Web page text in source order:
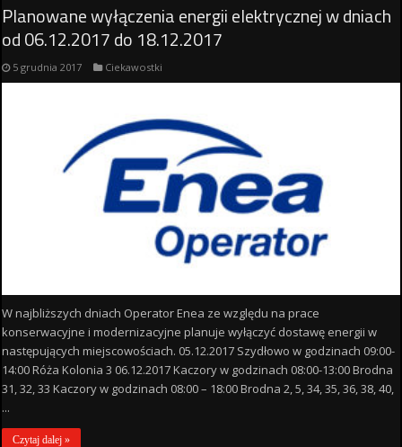
Planowane wyłączenia energii elektrycznej w dniach
od 06.12.2017 do 18.12.2017
5 grudnia 2017 Ciekawostki
W najbliższych dniach Operator Enea ze względu na prace
konserwacyjne i modernizacyjne planuje wyłączyć dostawę energii w
następujących miejscowościach. 05.12.2017 Szydłowo w godzinach 09:00-
14:00 Róża Kolonia 3 06.12.2017 Kaczory w godzinach 08:00-13:00 Brodna
31, 32, 33 Kaczory w godzinach 08:00 – 18:00 Brodna 2, 5, 34, 35, 36, 38, 40,
...
Czytaj dalej »